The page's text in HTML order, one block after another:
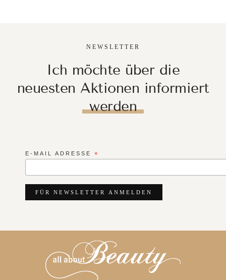
NEWSLETTER
Ich möchte über die
neuesten Aktionen informiert
werden
E-MAIL ADRESSE *